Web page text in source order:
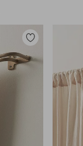
Dodaj
ulubionych